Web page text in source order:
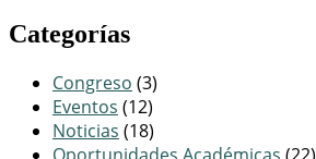
Categorías
Congreso (3)
Eventos (12)
Noticias (18)